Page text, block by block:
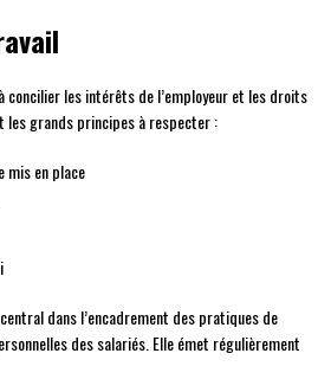
concilier les intérêts de l’employeur et les droits
les grands principes à respecter :
mis en place
dans l’encadrement des pratiques de
des salariés. Elle émet régulièrement